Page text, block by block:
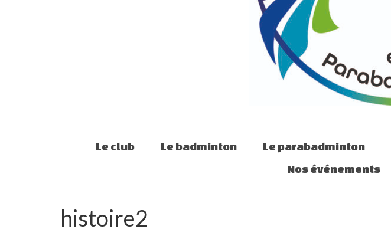
Le club Le badminton Le parabadminton
Nos événements
histoire2